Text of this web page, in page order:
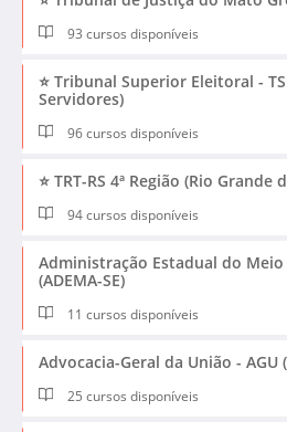
93 cursos disponíveis
⭐ Tribunal Superior Eleitoral -
Servidores)
96 cursos disponíveis
⭐ TRT-RS 4ª Região (Rio Grande
94 cursos disponíveis
Administração Estadual do
(ADEMA-SE)
11 cursos disponíveis
Advocacia-Geral da União - AGU
25 cursos disponíveis